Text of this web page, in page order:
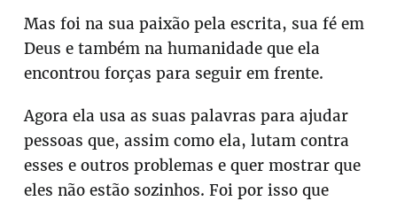
Mas foi na sua paixão pela escrita, sua fé em
Deus e também na humanidade que ela
encontrou forças para seguir em frente.
Agora ela usa as suas palavras para ajudar
pessoas que, assim como ela, lutam contra
esses e outros problemas e quer mostrar que
eles não estão sozinhos. Foi por isso que